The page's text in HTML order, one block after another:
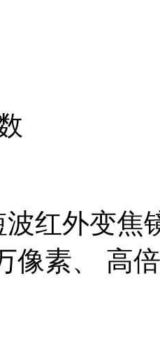
波红外变焦
像素、 高